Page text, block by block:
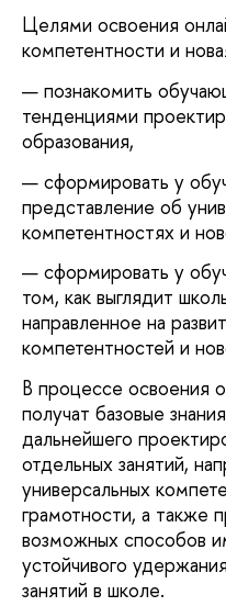
Целями освоения
компетентности и
познакомить
тенденциями
образования,
сформировать у
представление об
компетентностях и
сформировать у
том, как выглядит
направленное на
компетентностей и
В процессе освоения
получат базовые
дальнейшего
отдельных занятий,
универсальных
грамотности, а также
возможных способов
устойчивого
занятий в школе.